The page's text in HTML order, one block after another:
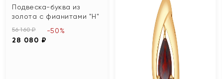
Подвеска-буква из
золота с фианитами "Н"
56 160 ₽
28 080 ₽
-50%